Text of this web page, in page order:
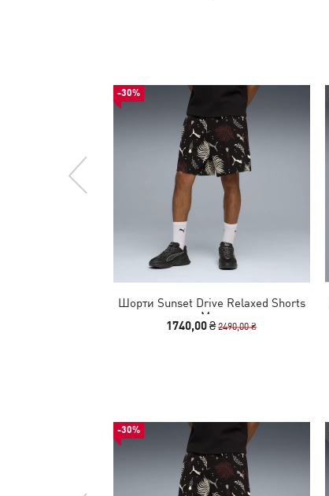
-30%
Шорти Sunset Drive Relaxed Shorts
Men
1740,00 ₴2490,00 ₴
-30%